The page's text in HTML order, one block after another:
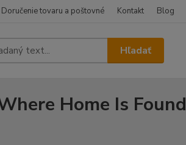
Doručenie tovaru a poštovné Kontakt Blog
Hľadať
Home Is Found